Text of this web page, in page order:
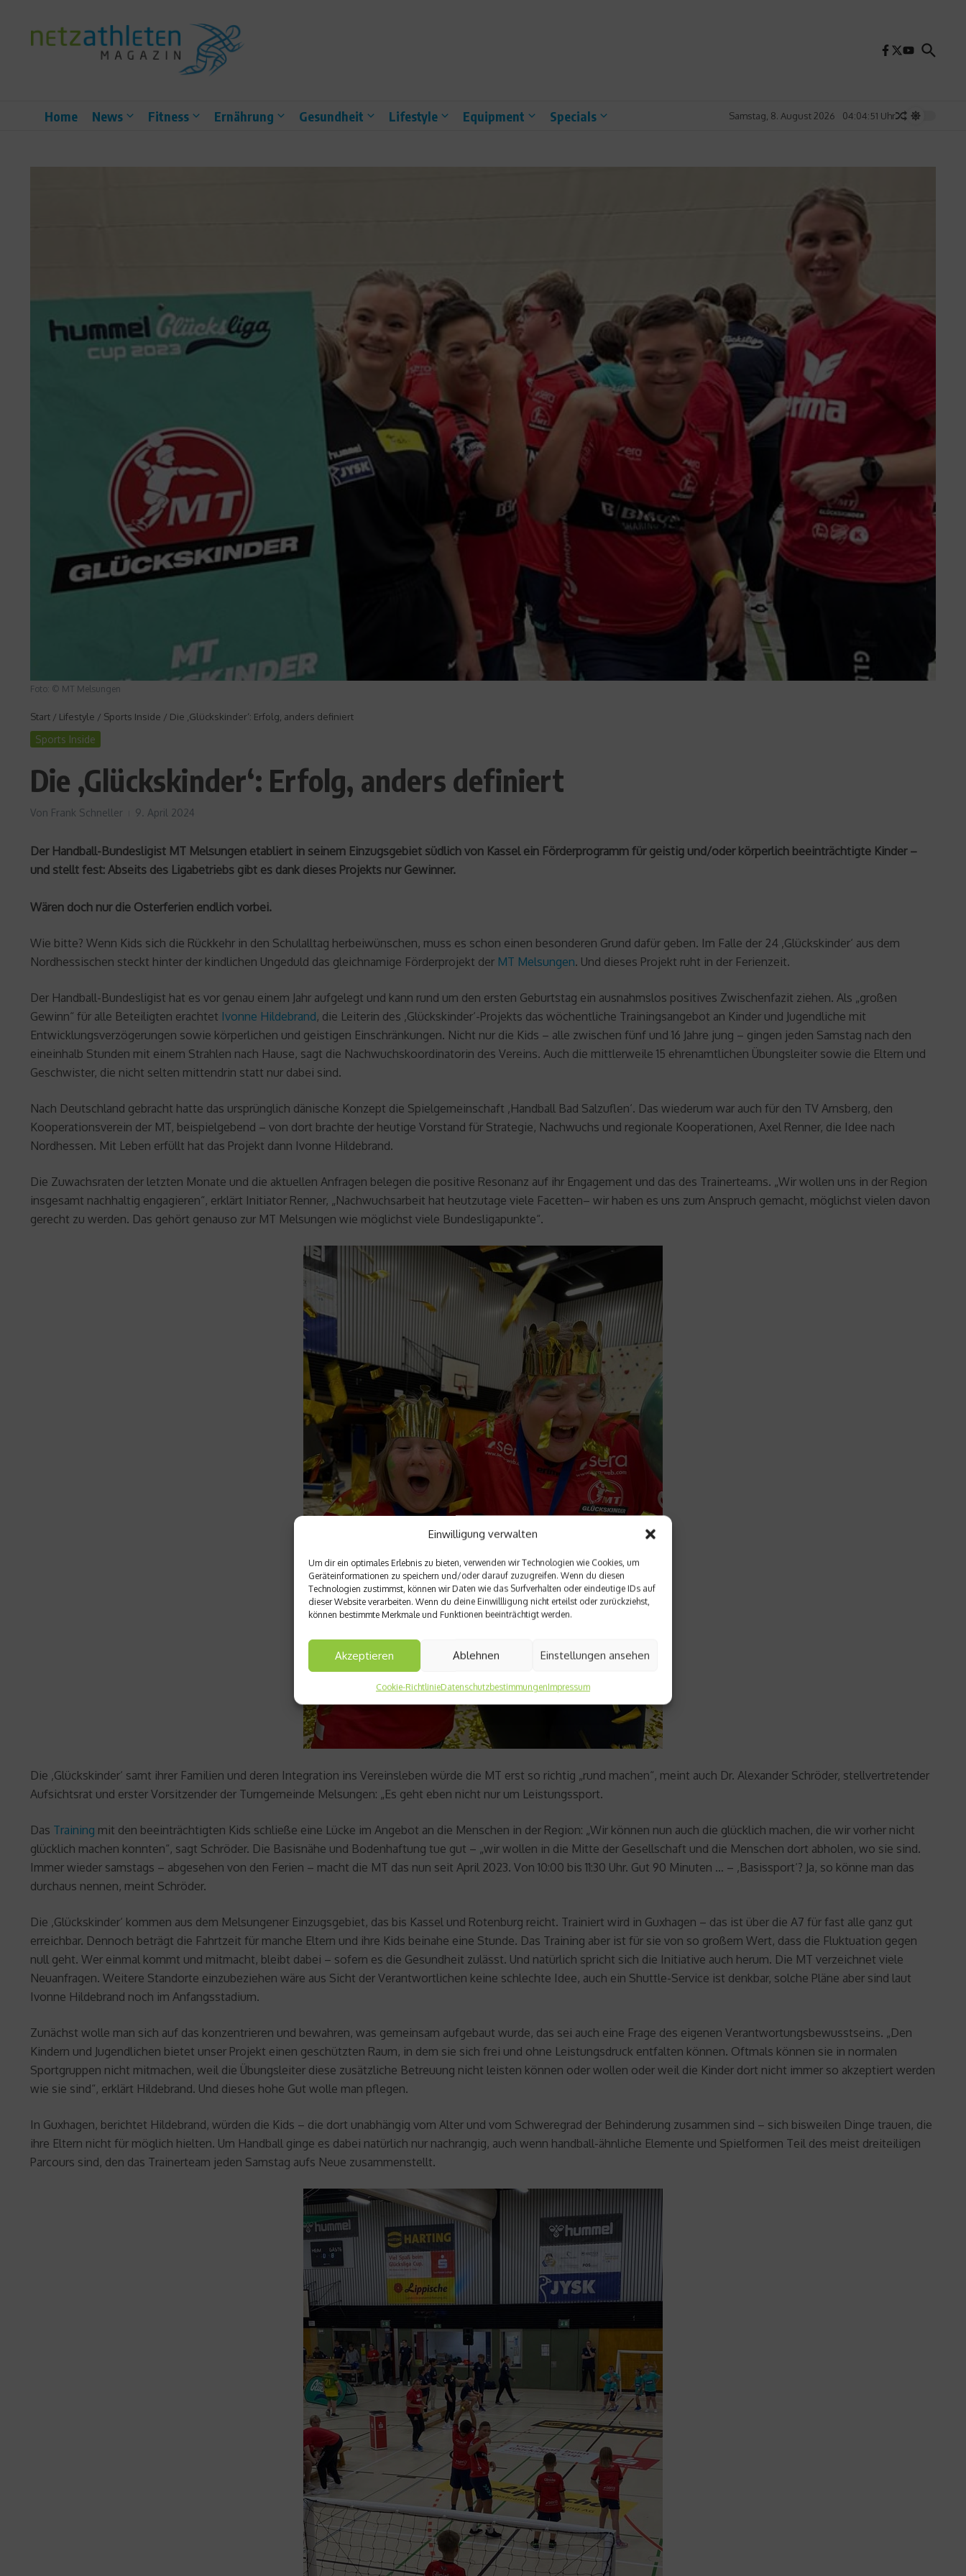
Einwilligung verwalten
Um dir ein optimales Erlebnis zu bieten, verwenden wir Technologien wie Cookies, um
Geräteinformationen zu speichern und/oder darauf zuzugreifen. Wenn du diesen
Technologien zustimmst, können wir Daten wie das Surfverhalten oder eindeutige IDs auf
dieser Website verarbeiten. Wenn du deine Einwillligung nicht erteilst oder zurückziehst,
können bestimmte Merkmale und Funktionen beeinträchtigt werden.
Akzeptieren Ablehnen Einstellungen ansehen
Cookie-RichtlinieDatenschutzbestimmungenImpressum
Home News Fitness Ernährung Gesundheit Lifestyle Equipment Specials Samstag, 8. August 2026 04:04:53 Uhr
Foto: © MT Melsungen
Start / Lifestyle / Sports Inside / Die ‚Glückskinder‘: Erfolg, anders definiert
Sports Inside
Die ‚Glückskinder‘: Erfolg, anders definiert
Von Frank Schneller 9. April 2024
Der Handball-Bundesligist MT Melsungen etabliert in seinem Einzugsgebiet südlich von Kassel ein Förderprogramm für geistig und/oder körperlich beeinträchtigte Kinder –
und stellt fest: Abseits des Ligabetriebs gibt es dank dieses Projekts nur Gewinner.
Wären doch nur die Osterferien endlich vorbei.
Wie bitte? Wenn Kids sich die Rückkehr in den Schulalltag herbeiwünschen, muss es schon einen besonderen Grund dafür geben. Im Falle der 24 ‚Glückskinder‘ aus dem
Nordhessischen steckt hinter der kindlichen Ungeduld das gleichnamige Förderprojekt der MT Melsungen. Und dieses Projekt ruht in der Ferienzeit.
Der Handball-Bundesligist hat es vor genau einem Jahr aufgelegt und kann rund um den ersten Geburtstag ein ausnahmslos positives Zwischenfazit ziehen. Als „großen
Gewinn“ für alle Beteiligten erachtet Ivonne Hildebrand, die Leiterin des ‚Glückskinder‘-Projekts das wöchentliche Trainingsangebot an Kinder und Jugendliche mit
Entwicklungsverzögerungen sowie körperlichen und geistigen Einschränkungen. Nicht nur die Kids – alle zwischen fünf und 16 Jahre jung – gingen jeden Samstag nach den
eineinhalb Stunden mit einem Strahlen nach Hause, sagt die Nachwuchskoordinatorin des Vereins. Auch die mittlerweile 15 ehrenamtlichen Übungsleiter sowie die Eltern und
Geschwister, die nicht selten mittendrin statt nur dabei sind.
Nach Deutschland gebracht hatte das ursprünglich dänische Konzept die Spielgemeinschaft ‚Handball Bad Salzuflen‘. Das wiederum war auch für den TV Arnsberg, den
Kooperationsverein der MT, beispielgebend – von dort brachte der heutige Vorstand für Strategie, Nachwuchs und regionale Kooperationen, Axel Renner, die Idee nach
Nordhessen. Mit Leben erfüllt hat das Projekt dann Ivonne Hildebrand.
Die Zuwachsraten der letzten Monate und die aktuellen Anfragen belegen die positive Resonanz auf ihr Engagement und das des Trainerteams. „Wir wollen uns in der Region
insgesamt nachhaltig engagieren“, erklärt Initiator Renner, „Nachwuchsarbeit hat heutzutage viele Facetten– wir haben es uns zum Anspruch gemacht, möglichst vielen davon
gerecht zu werden. Das gehört genauso zur MT Melsungen wie möglichst viele Bundesligapunkte“.
Die ‚Glückskinder‘ samt ihrer Familien und deren Integration ins Vereinsleben würde die MT erst so richtig „rund machen“, meint auch Dr. Alexander Schröder, stellvertretender
Aufsichtsrat und erster Vorsitzender der Turngemeinde Melsungen: „Es geht eben nicht nur um Leistungssport.
Das Training mit den beeinträchtigten Kids schließe eine Lücke im Angebot an die Menschen in der Region: „Wir können nun auch die glücklich machen, die wir vorher nicht
glücklich machen konnten“, sagt Schröder. Die Basisnähe und Bodenhaftung tue gut – „wir wollen in die Mitte der Gesellschaft und die Menschen dort abholen, wo sie sind.
Immer wieder samstags – abgesehen von den Ferien – macht die MT das nun seit April 2023. Von 10:00 bis 11:30 Uhr. Gut 90 Minuten … – ‚Basissport‘? Ja, so könne man das
durchaus nennen, meint Schröder.
Die ‚Glückskinder‘ kommen aus dem Melsungener Einzugsgebiet, das bis Kassel und Rotenburg reicht. Trainiert wird in Guxhagen – das ist über die A7 für fast alle ganz gut
erreichbar. Dennoch beträgt die Fahrtzeit für manche Eltern und ihre Kids beinahe eine Stunde. Das Training aber ist für sie von so großem Wert, dass die Fluktuation gegen
null geht. Wer einmal kommt und mitmacht, bleibt dabei – sofern es die Gesundheit zulässt. Und natürlich spricht sich die Initiative auch herum. Die MT verzeichnet viele
Neuanfragen. Weitere Standorte einzubeziehen wäre aus Sicht der Verantwortlichen keine schlechte Idee, auch ein Shuttle-Service ist denkbar, solche Pläne aber sind laut
Ivonne Hildebrand noch im Anfangsstadium.
Zunächst wolle man sich auf das konzentrieren und bewahren, was gemeinsam aufgebaut wurde, das sei auch eine Frage des eigenen Verantwortungsbewusstseins. „Den
Kindern und Jugendlichen bietet unser Projekt einen geschützten Raum, in dem sie sich frei und ohne Leistungsdruck entfalten können. Oftmals können sie in normalen
Sportgruppen nicht mitmachen, weil die Übungsleiter diese zusätzliche Betreuung nicht leisten können oder wollen oder weil die Kinder dort nicht immer so akzeptiert werden
wie sie sind“, erklärt Hildebrand. Und dieses hohe Gut wolle man pflegen.
In Guxhagen, berichtet Hildebrand, würden die Kids – die dort unabhängig vom Alter und vom Schweregrad der Behinderung zusammen sind – sich bisweilen Dinge trauen, die
ihre Eltern nicht für möglich hielten. Um Handball ginge es dabei natürlich nur nachrangig, auch wenn handball-ähnliche Elemente und Spielformen Teil des meist dreiteiligen
Parcours sind, den das Trainerteam jeden Samstag aufs Neue zusammenstellt.